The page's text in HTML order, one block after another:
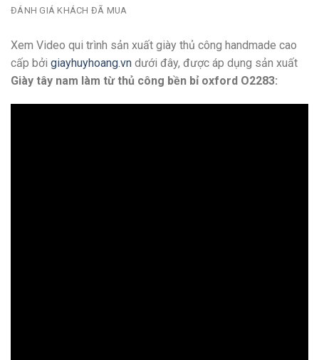
ĐÁNH GIÁ KHÁCH ĐÃ MUA
Xem Video qui trình sản xuất giày thủ công handmade cao
cấp bởi giayhuyhoang.vn dưới đây, được áp dụng sản xuất
Giày tây nam làm từ thủ công bền bỉ oxford O2283: